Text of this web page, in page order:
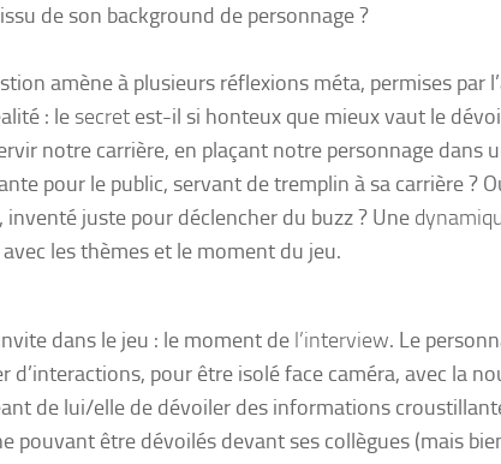
de son background de personnage ?
amène à plusieurs réflexions méta, permises par
: le secret est-il si honteux que mieux vaut le
notre carrière, en plaçant notre personnage dans
pour le public, servant de tremplin à sa carrière ?
juste pour déclencher du buzz ? Une
les thèmes et le moment du jeu.
dans le jeu : le moment de l’interview. Le
d’interactions, pour être isolé face caméra, avec la
de lui/elle de dévoiler des informations
pouvant être dévoilés devant ses collègues (mais